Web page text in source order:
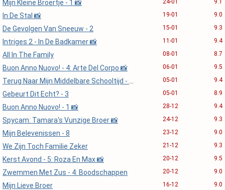
Mijn Kleine Broertje - 1 📸 24-01 9.1
In De Stal 📸 19-01 9.0
De Gevolgen Van Sneeuw - 2 15-01 9.3
Intriges 2 - In De Badkamer 📸 11-01 9.4
All In The Family 08-01 8.7
Buon Anno Nuovo! - 4: Arte Del Corpo 📸 06-01 9.5
05-01 9.4
Gebeurt Dit Echt? - 3 05-01 8.9
Buon Anno Nuovo! - 1 📸 28-12 9.4
Spycam: Tamara's Vunzige Broer 📸 24-12 9.3
Mijn Belevenissen - 8 23-12 9.0
We Zijn Toch Familie Zeker 21-12 9.3
Kerst Avond - 5: Roza En Max 📸 20-12 9.5
Zwemmen Met Zus - 4: Boodschappen 20-12 9.0
Mijn Lieve Broer 16-12 9.0